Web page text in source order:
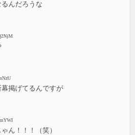
んだろうな
掲げてるんですが
ん！！！（笑）